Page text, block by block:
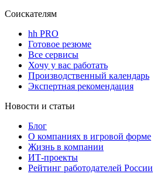
Соискателям
hh PRO
Готовое резюме
Все сервисы
Хочу у вас работать
Производственный календарь
Экспертная рекомендация
Новости и статьи
Блог
О компаниях в игровой форме
Жизнь в компании
ИТ-проекты
Рейтинг работодателей России